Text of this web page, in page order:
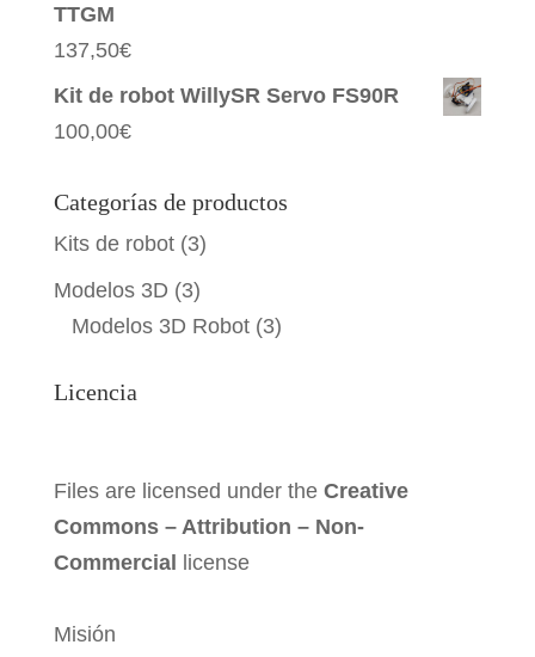
TTGM
137,50€
Kit de robot WillySR Servo FS90R
100,00€
Categorías de productos
Kits de robot (3)
Modelos 3D (3)
Modelos 3D Robot (3)
Licencia
Files are licensed under the Creative
Commons – Attribution – Non-
Commercial license
Misión